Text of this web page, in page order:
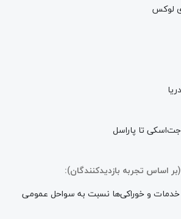
لوکس
تا پاراسل
اساس تجربه بازدیدکنندگان):
خدمات و خوراکی‌ها نسبت به سواحل عمومی